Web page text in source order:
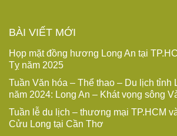
BÀI VIẾT MỚI
Họp mặt đồng hương Long An tại
Tỵ năm 2025
Tuần Văn hóa – Thể thao – Du lịch tỉnh
năm 2024: Long An – Khát vọng sông
Tuần lễ du lịch – thương mại TP.HCM
Cửu Long tại Cần Thơ